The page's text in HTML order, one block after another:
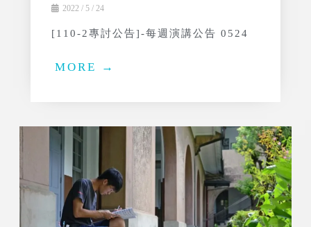
2022 / 5 / 24
[110-2專討公告]-每週演講公告 0524
MORE →